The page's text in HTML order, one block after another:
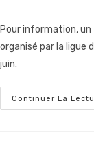
la
Pour information, un
organisé par la ligue
juin.
Continuer La